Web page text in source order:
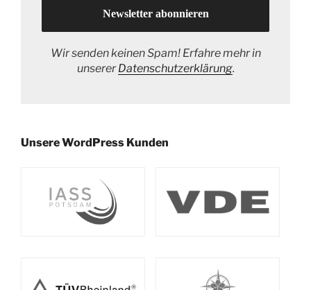
Wir senden keinen Spam! Erfahre mehr in
unsererDatenschutzerklärung.
Unsere WordPress Kunden